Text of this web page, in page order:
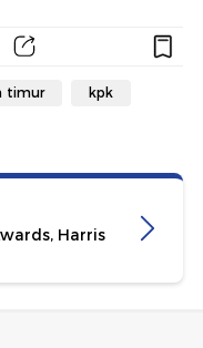
timur kpk
Harris